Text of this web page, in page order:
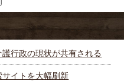
行政の現状が共有される
サイトを大幅刷新